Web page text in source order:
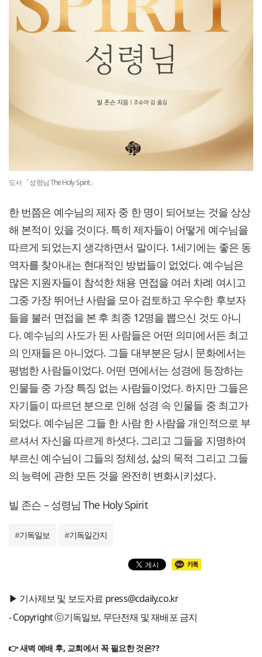
도서 「성령님 The Holy Spirit」
한 번쯤은 예수님의 제자 중 한 명이 되어보는 것을 상상
해 본적이 있을 것이다. 특히 제자들이 어떻게 예수님을
따르게 되었는지 생각하면서 말이다. 1세기에는 좋은 동
역자를 찾아내는 현대적인 방법들이 없었다. 예수님은
많은 지원자들이 참석한 채용 면접을 여러 차례 여시고
그중 가장 뛰어난 사람을 모아 검토하고 우수한 후보자
들을 불러 면접을 본 후 최종 12명을 뽑으신 것도 아니
다. 예수님의 사도가 된 사람들은 어떤 의미에서든 최고
의 인재들은 아니었다. 그들 대부분은 당시 문화에서는
평범한 사람들이었다. 어떤 면에서는 성경에 등장하는
인물들 중 가장 특징 없는 사람들이었다. 하지만 그들은
자기들이 따르던 분으로 인해 성경 속 인물들 중 최고가
되었다. 예수님은 그들 한 사람 한 사람을 개인적으로 부
르셔서 자신을 따르게 하셧다. 그리고 그들을 지명하여
부르신 예수님이 그들의 정체성, 삶의 목적 그리고 그들
의 능력에 관한 모든 것을 완전히 변화시키셨다.
빌 존슨 – 성령님 The Holy Spirit
#기독일보 #기독일간지
▶ 기사제보 및 보도자료 press@cdaily.co.kr
- Copyright ⓒ기독일보, 무단전재 및 재배포 금지
👉 새벽 예배 후, 교회에서 꼭 필요한 것은??